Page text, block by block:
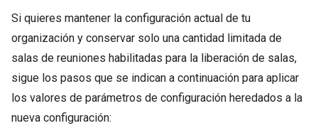
Si quieres mantener la configuración actual de tu
organización y conservar solo una cantidad limitada de
salas de reuniones habilitadas para la liberación de salas,
sigue los pasos que se indican a continuación para aplicar
los valores de parámetros de configuración heredados a la
nueva configuración: